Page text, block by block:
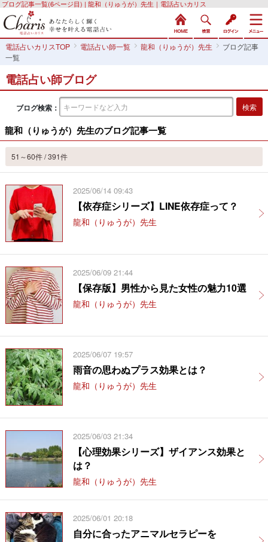
ブログ記事一覧(6ページ目) | 龍和（りゅうが）先生｜電話占いカリス
電話占いカリスTOP 電話占い師一覧 龍和（りゅうが）先生
ブログ記事
一覧
電話占い師ブログ
ブログ検索：
龍和（りゅうが）先生のブログ記事一覧
51～60件 / 391件
2025/06/14 09:43
【依存症シリーズ】LINE依存症って？
龍和（りゅうが）先生
2025/06/09 21:44
【保存版】男性から見た女性の魅力10選
龍和（りゅうが）先生
2025/06/07 19:57
雨音の思わぬプラス効果とは？
龍和（りゅうが）先生
2025/06/03 21:34
【心理効果シリーズ】ザイアンス効果と
は？
龍和（りゅうが）先生
2025/06/01 20:18
自分に合ったアニマルセラピーを